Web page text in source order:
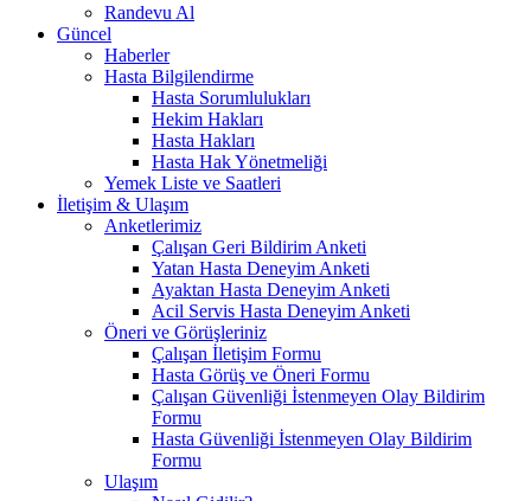
Randevu Al
Güncel
Haberler
Hasta Bilgilendirme
Hasta Sorumlulukları
Hekim Hakları
Hasta Hakları
Hasta Hak Yönetmeliği
Yemek Liste ve Saatleri
İletişim & Ulaşım
Anketlerimiz
Çalışan Geri Bildirim Anketi
Yatan Hasta Deneyim Anketi
Ayaktan Hasta Deneyim Anketi
Acil Servis Hasta Deneyim Anketi
Öneri ve Görüşleriniz
Çalışan İletişim Formu
Hasta Görüş ve Öneri Formu
Çalışan Güvenliği İstenmeyen Olay Bildirim
Formu
Hasta Güvenliği İstenmeyen Olay Bildirim
Formu
Ulaşım